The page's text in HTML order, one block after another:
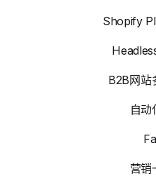
Shopify
B2B网站
自动
营销